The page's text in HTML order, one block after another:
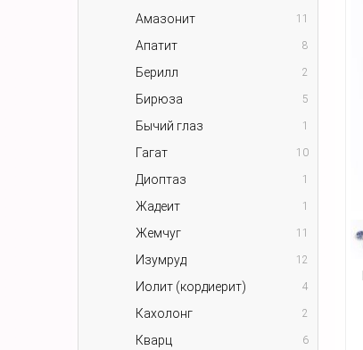
Амазонит 11
Апатит 8
Берилл 2
Бирюза 5
Бычий глаз 1
Гагат 10
Диоптаз 1
Жадеит 1
Жемчуг 11
Изумруд 12
Иолит (кордиерит) 4
Кахолонг 2
Кварц 6